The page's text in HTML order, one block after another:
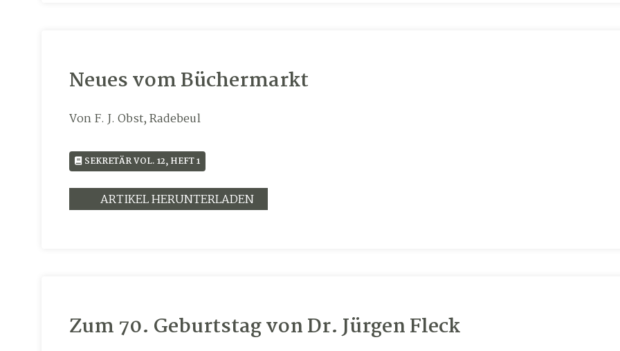
Neues vom Büchermarkt
Von F. J. Obst, Radebeul
SEKRETÄR VOL. 12, HEFT 1
ARTIKEL HERUNTERLADEN
Zum 70. Geburtstag von Dr. Jürgen Fleck